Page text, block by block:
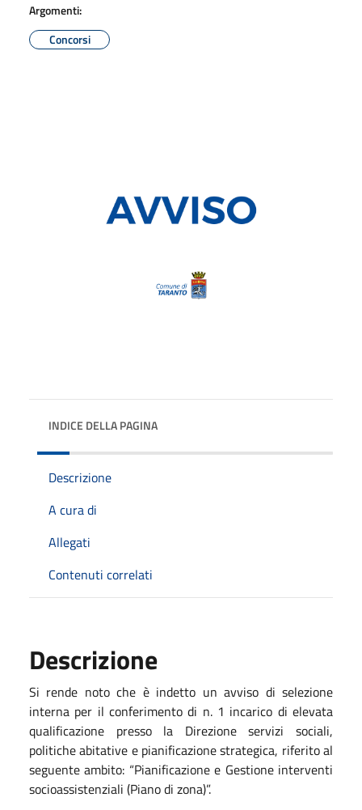
Argomenti:
Concorsi
INDICE DELLA PAGINA
Descrizione
A cura di
Allegati
Contenuti correlati
Descrizione
Si rende noto che è indetto un avviso di selezione
interna per il conferimento di n. 1 incarico di elevata
qualificazione presso la Direzione servizi sociali,
politiche abitative e pianificazione strategica, riferito al
seguente ambito: “Pianificazione e Gestione interventi
socioassistenziali (Piano di zona)”.